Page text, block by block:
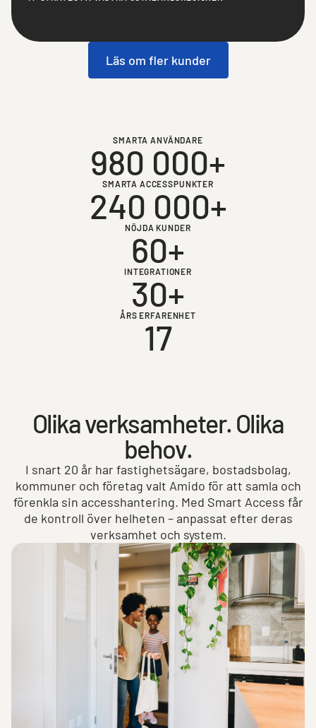
Läs om fler kunder
SMARTA ANVÄNDARE
980 000+
SMARTA ACCESSPUNKTER
240 000+
NÖJDA KUNDER
60+
INTEGRATIONER
30+
ÅRS ERFARENHET
17
Olika verksamheter. Olika
behov.
I snart 20 år har fastighetsägare, bostadsbolag,
kommuner och företag valt Amido för att samla och
förenkla sin accesshantering. Med Smart Access får
de kontroll över helheten – anpassat efter deras
verksamhet och system.